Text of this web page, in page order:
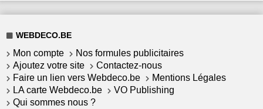
WEBDECO.BE
Mon compte
Nos formules publicitaires
Ajoutez votre site
Contactez-nous
Faire un lien vers Webdeco.be
Mentions Légales
LA carte Webdeco.be
VO Publishing
Qui sommes nous ?